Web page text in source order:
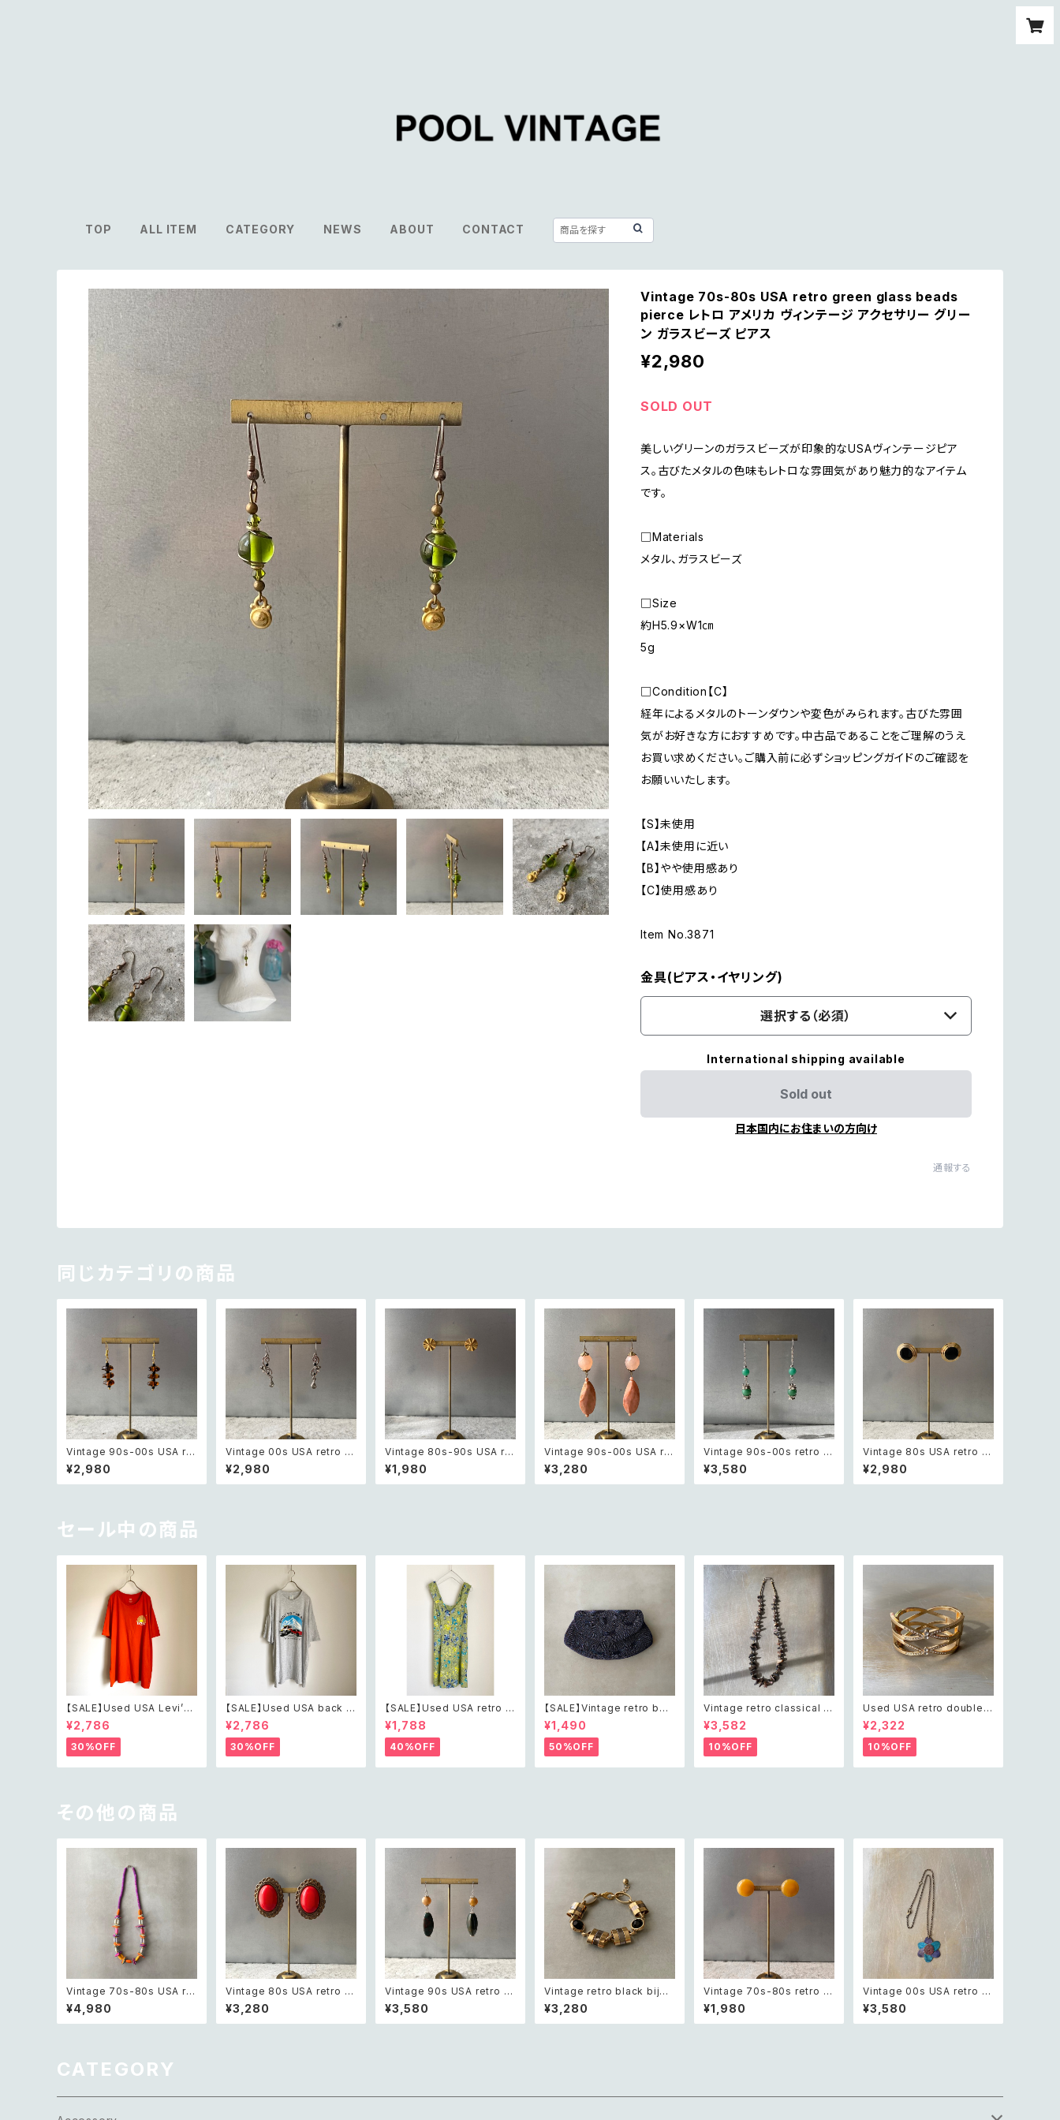
TOP ALL ITEM CATEGORY NEWS ABOUT CONTACT
Vintage 70s-80s USA retro green glass beads
pierce レトロ アメリカ ヴィンテージ アクセサリー グリー
ン ガラスビーズ ピアス
¥2,980
SOLD OUT
美しいグリーンのガラスビーズが印象的なUSAヴィンテージピア
ス。古びたメタルの色味もレトロな雰囲気があり魅力的なアイテム
です。
□Materials
メタル、ガラスビーズ
□Size
約H5.9×W1㎝
5g
□Condition【C】
経年によるメタルのトーンダウンや変色がみられます。古びた雰囲
気がお好きな方におすすめです。中古品であることをご理解のうえ
お買い求めください。ご購入前に必ずショッピングガイドのご確認を
お願いいたします。
【S】未使用
【A】未使用に近い
【B】やや使用感あり
【C】使用感あり
Item No.3871
金具(ピアス・イヤリング)
選択する（必須）
International shipping available
Sold out
日本国内にお住まいの方向け
通報する
同じカテゴリの商品
Vintage 90s-00s USA ret
ro amber color beads pi
erce レトロ アメリカ ヴィン
テージ アクセサリー 琥珀色
¥2,980
Vintage 00s USA retro m
onotone bijou classical
design pierce レトロ アメ
リカ ヴィンテージ アクセサリ
¥2,980
Vintage 80s-90s USA ret
ro sun design pierce レト
ロ アメリカ ヴィンテージ アク
セサリー 太陽 デザイン ピア
¥1,980
Vintage 90s-00s USA ret
ro pink×gold marble bea
ds pierce レトロ アメリカ ヴ
ィンテージ アクセサリー ピン
¥3,280
Vintage 90s-00s retro gr
een aventurine pierce レ
トロ ヴィンテージ アクセサリ
ー 天然石 グリーンアベンチュ
¥3,580
Vintage 80s USA retro bl
ack enamel circle desig
n pierces レトロ アメリカ ヴ
ィンテージ アクセサリー ブラ
¥2,980
セール中の商品
【SALE】Used USA Levi’s
sunrise design orange t
shirt レトロ アメリカ ユーズ
ド 古着 リーバイス サンライズ
デザイン オレンジ Tシャツ X
XL
¥2,786
30%OFF
【SALE】Used USA back t
o the 80s car design t sh
irt レトロ アメリカ ユーズド
古着 カーデザイン ライトグレ
ー Tシャツ XXL
¥2,786
30%OFF
【SALE】Used USA retro b
otanical flower salopett
e short pants レトロ アメリ
カ ユーズド 古着 ライトグリー
ン ボタニカル フラワー サロペ
ット ショートパンツ
¥1,788
40%OFF
【SALE】Vintage retro bea
ds embroidery navy blue
pouch レトロ ヴィンテージ
ホワイト ビーズ刺繍 ネイビー
紺色 ポーチ
¥1,490
50%OFF
Vintage retro classical ro
ugh cut shell beads nec
klace レトロ ヴィンテージ ア
クセサリー クラシカル ラフカ
ット シェル ビーズ ネックレス
¥3,582
10%OFF
Used USA retro double c
ross crystal bijou bangle
レトロ アメリカ ユーズド アク
セサリー ゴールド ダブル クロ
ス ビジュー バングル
¥2,322
10%OFF
その他の商品
Vintage 70s-80s USA ret
ro multicolor wood bead
s necklace レトロ アメリカ
ヴィンテージ アクセサリー マ
¥4,980
Vintage 80s USA retro re
d stone big earring レトロ
アメリカ ヴィンテージ アクセ
サリー レッド ストーン ビッグ
¥3,280
Vintage 90s USA retro n
atural stone agate×gree
n jasper swing design pi
erce レトロ アメリカ ヴィン
¥3,580
Vintage retro black bijou
bicolor chain bracelet レ
トロ ヴィンテージ アクセサリ
ー ブラック ビジュー バイカラ
¥3,280
Vintage 70s-80s retro ci
rcle design earrings レト
ロ ヴィンテージ アクセサリー
サークル デザイン イヤリング
¥1,980
Vintage 00s USA retro bl
ue painted botanical flo
wer design necklace レト
ロ アメリカ ヴィンテージ アク
¥3,580
CATEGORY